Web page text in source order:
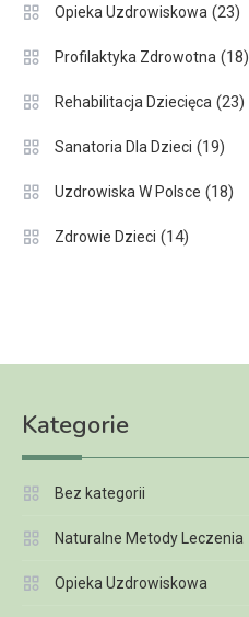
Opieka Uzdrowiskowa (23)
Profilaktyka Zdrowotna (18)
Rehabilitacja Dziecięca (23)
Sanatoria Dla Dzieci (19)
Uzdrowiska W Polsce (18)
Zdrowie Dzieci (14)
Kategorie
Bez kategorii
Naturalne Metody Leczenia
Opieka Uzdrowiskowa